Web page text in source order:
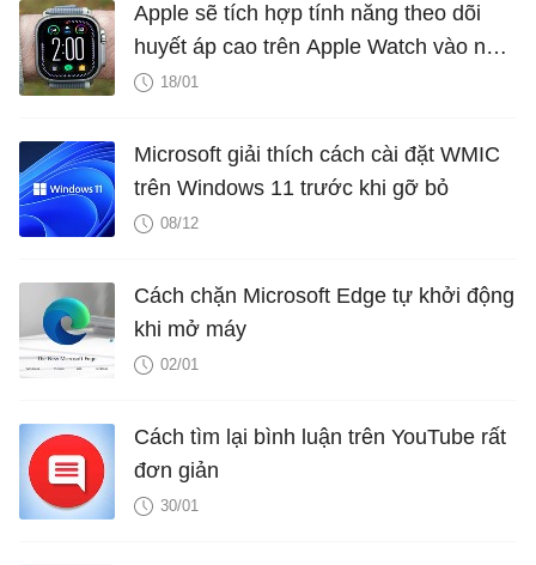
Apple sẽ tích hợp tính năng theo dõi
huyết áp cao trên Apple Watch vào năm
2025?
18/01
Microsoft giải thích cách cài đặt WMIC
trên Windows 11 trước khi gỡ bỏ
08/12
Cách chặn Microsoft Edge tự khởi động
khi mở máy
02/01
Cách tìm lại bình luận trên YouTube rất
đơn giản
30/01